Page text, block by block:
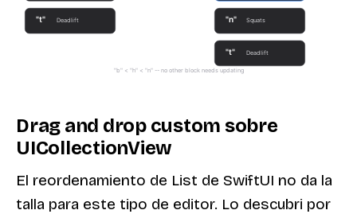
Drag and drop custom sobre
UICollectionView
El reordenamiento de List de SwiftUI no da la
talla para este tipo de editor. Lo descubri por